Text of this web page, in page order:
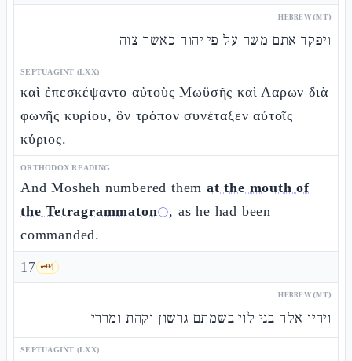
HEBREW (MT)
ויפקד אתם משה על פי יהוה כאשר צוה
SEPTUAGINT (LXX)
καὶ ἐπεσκέψαντο αὐτοὺς Μωϋσῆς καὶ Ααρων διὰ
φωνῆς κυρίου, ὃν τρόπον συνέταξεν αὐτοῖς
κύριος.
ORTHODOX READING
And Mosheh numbered them at the mouth of
the Tetragrammatonⓘ, as he had been
commanded.
17 🗝️4
HEBREW (MT)
ויהיו אלה בני לוי בשמתם גרשון וקהת ומררי
SEPTUAGINT (LXX)